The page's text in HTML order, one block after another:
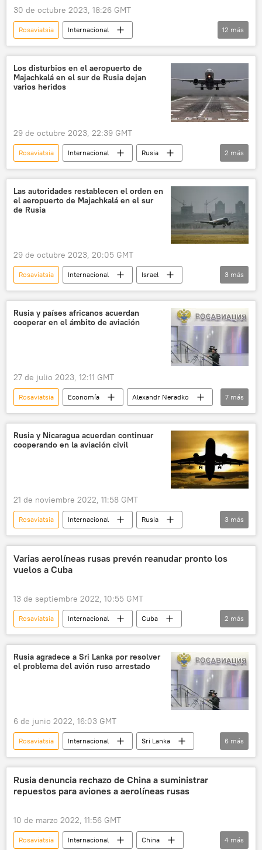
30 de octubre 2023, 18:26 GMT
Rosaviatsia
Internacional
📰 Conflicto palestino-israelí
🛡️ Zonas de conflicto
EEUU
Vladímir Putin
Rusia
Occidente
Franja de Gaza
Benjamín Netanyahu
12 más
Los disturbios en el aeropuerto de
Majachkalá en el sur de Rusia dejan
varios heridos
29 de octubre 2023, 22:39 GMT
Rosaviatsia Internacional
Rusia
Daguestán
sociedad
2 más
Las autoridades restablecen el orden en
el aeropuerto de Majachkalá en el sur
de Rusia
29 de octubre 2023, 20:05 GMT
Rosaviatsia Internacional
Israel
Rusia
seguridad aeropuerto
3 más
Rusia y países africanos acuerdan
cooperar en el ámbito de aviación
27 de julio 2023, 12:11 GMT
Rosaviatsia Economía
Alexandr Neradko
Rusia
II Cumbre Rusia-África (2023)
🌍 África
aviones
🌍 Europa
Burkina Faso
República Centroafricana
7 más
Rusia y Nicaragua acuerdan continuar
cooperando en la aviación civil
21 de noviembre 2022, 11:58 GMT
Rosaviatsia Internacional
Rusia
Nicaragua
Álvaro Obregón
aviación civil
3 más
Varias aerolíneas rusas prevén reanudar pronto los
vuelos a Cuba
13 de septiembre 2022, 10:55 GMT
Rosaviatsia Internacional
Cuba
Rusia
🧭 Destinos
2 más
Rusia agradece a Sri Lanka por resolver
el problema del avión ruso arrestado
6 de junio 2022, 16:03 GMT
Rosaviatsia Internacional
Sri Lanka
🌏 Asia
Rusia
Aeroflot
🏛️ Compañías
🌍 Europa
6 más
Rusia denuncia rechazo de China a suministrar
repuestos para aviones a aerolíneas rusas
10 de marzo 2022, 11:56 GMT
Rosaviatsia Internacional China 4 más